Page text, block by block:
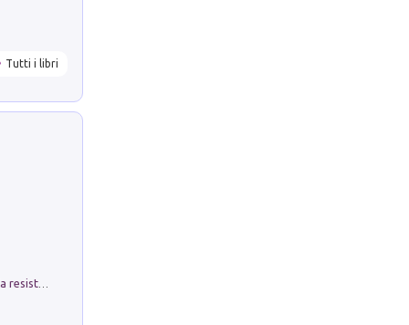
Tutti i libri